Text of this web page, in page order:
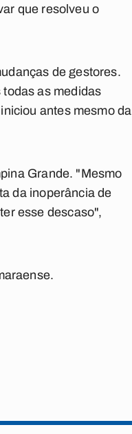
que resolveu o
de gestores.
as medidas
antes mesmo da
Grande. "Mesmo
da inoperância de
esse descaso",